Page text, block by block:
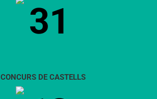
31
CONCURS DE CASTELLS